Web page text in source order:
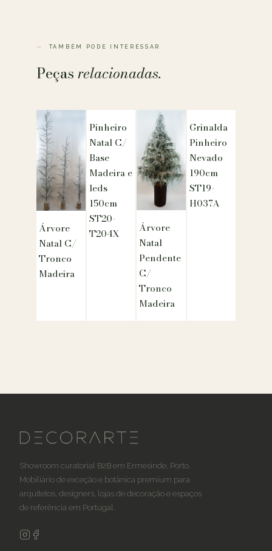
TAMBÉM PODE INTERESSAR
Peçasrelacionadas.
Árvore
Natal C/
Tronco
Madeira
Pinheiro
Natal C/
Base
Madeira e
leds
150cm
ST20-
T204X
Árvore
Natal
Pendente
C/
Tronco
Madeira
Grinalda
Pinheiro
Nevado
190cm
ST19-
H037A
Showroom curatorial B2B em Ermesinde, Porto.
Mobiliário de exceção e botânica premium para
arquitetos, designers, lojas de decoração e espaços
de referência em Portugal.